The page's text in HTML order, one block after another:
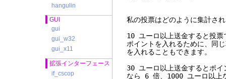
hangulin
GUI
gui
gui_w32
gui_x11
拡張インターフェース
if_cscop
私の投票はどのよう
10 ユーロ以上送金すると投
ポイントを入れるために、同
を入れることもできます。
30 ユーロ以上送金するとポ
なら 6 倍、1000 ユーロ以上